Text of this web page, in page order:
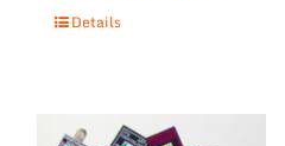
Details